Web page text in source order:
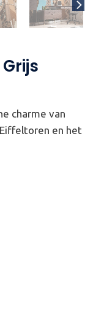
charme van
en het